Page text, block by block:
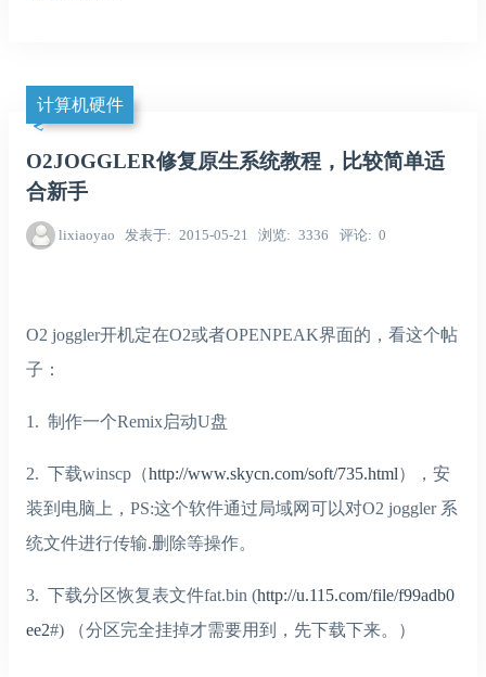
计算机硬件
O2JOGGLER修复原生系统教程，比较简单适
合新手
lixiaoyao 发表于 2015-05-21 浏览 3336 评论 0
O2 joggler开机定在O2或者OPENPEAK界面的，看这个帖
子：
1. 制作一个Remix启动U盘
2. 下载winscp（http://www.skycn.com/soft/735.html），安
装到电脑上，PS:这个软件通过局域网可以对O2 joggler 系
统文件进行传输.删除等操作。
3. 下载分区恢复表文件fat.bin (http://u.115.com/file/f99adb0
ee2#) （分区完全挂掉才需要用到，先下载下来。）